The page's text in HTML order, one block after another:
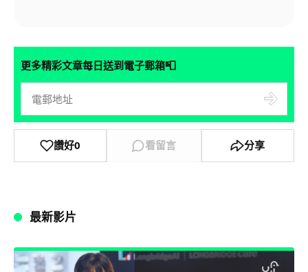
更多精彩文章每日送到電子郵箱📮
讚好0 看留言 分享
最新影片